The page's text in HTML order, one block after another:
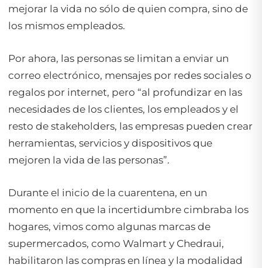
mejorar la vida no sólo de quien compra, sino de
los mismos empleados.
Por ahora, las personas se limitan a enviar un
correo electrónico, mensajes por redes sociales o
regalos por internet, pero “al profundizar en las
necesidades de los clientes, los empleados y el
resto de stakeholders, las empresas pueden crear
herramientas, servicios y dispositivos que
mejoren la vida de las personas”.
Durante el inicio de la cuarentena, en un
momento en que la incertidumbre cimbraba los
hogares, vimos como algunas marcas de
supermercados, como Walmart y Chedraui,
habilitaron las compras en línea y la modalidad